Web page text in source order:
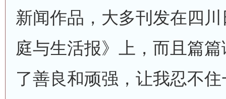
新闻作品，大多刊发在四
庭与生活报》上，而且篇
了善良和顽强，让我忍不